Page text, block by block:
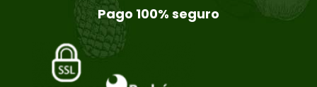
Pago 100% seguro